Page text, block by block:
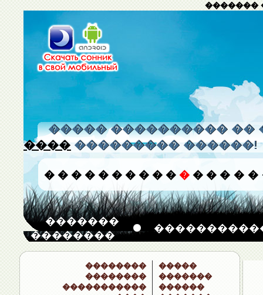
�������
����� ���������� ��
���� ��������� ������!
� � � � � � � � � � � � � � � �
�������
��������
��������
��������
�����������
�����
�������
������